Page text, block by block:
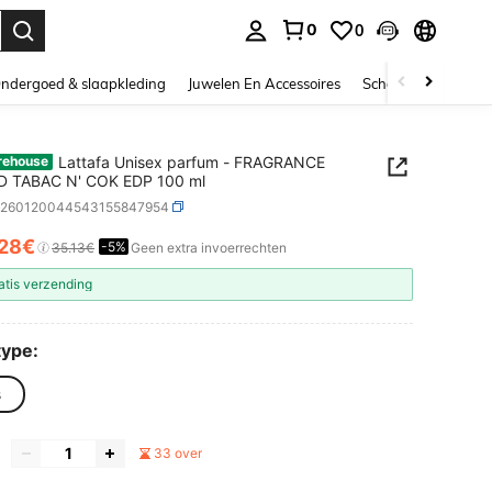
0 0
& slaapkleding Juwelen En Accessoires Schoonheid &
Lattafa Unisex parfum - FRAGRANCE
TABAC N' COK EDP 100 ml
AND AVAILABILITY
35.13€ -5% Geen extra invoerrechten
verzending
33 over